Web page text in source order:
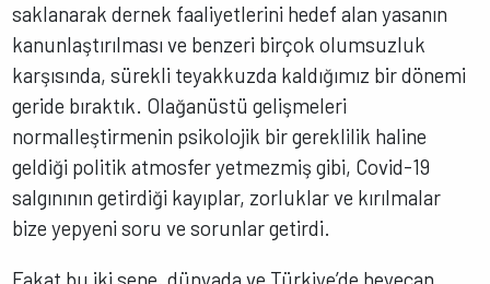
saklanarak dernek faaliyetlerini hedef alan yasanın
kanunlaştırılması ve benzeri birçok olumsuzluk
karşısında, sürekli teyakkuzda kaldığımız bir dönemi
geride bıraktık. Olağanüstü gelişmeleri
normalleştirmenin psikolojik bir gereklilik haline
geldiği politik atmosfer yetmezmiş gibi, Covid-19
salgınının getirdiği kayıplar, zorluklar ve kırılmalar
bize yepyeni soru ve sorunlar getirdi.